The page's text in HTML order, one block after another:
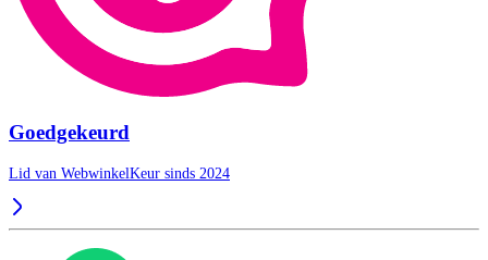
Goedgekeurd
Lid van WebwinkelKeur sinds 2024